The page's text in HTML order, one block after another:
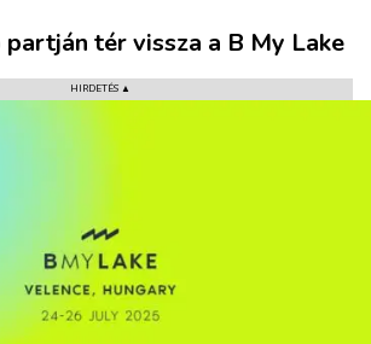
VÁROS
RÉGIÓ
SPORT
KULTÚRA
tér vissza a B My Lake
HIRDETÉS ▲